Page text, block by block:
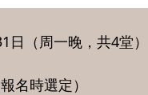
（周一晚，共4堂）
報名時選定）